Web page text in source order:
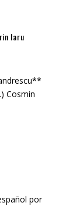
Iaru
Cosmin
por